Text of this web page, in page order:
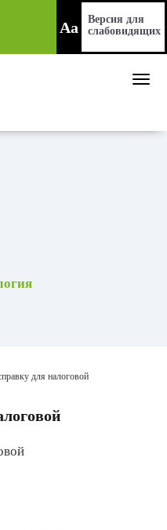
Aa
Версия для
слабовидящих
для налоговой